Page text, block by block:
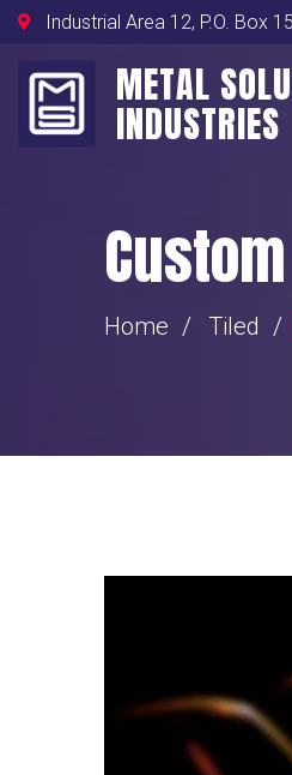
Industrial Area 12, P.O. Box
METAL
INDUSTRIES
Home Tiled